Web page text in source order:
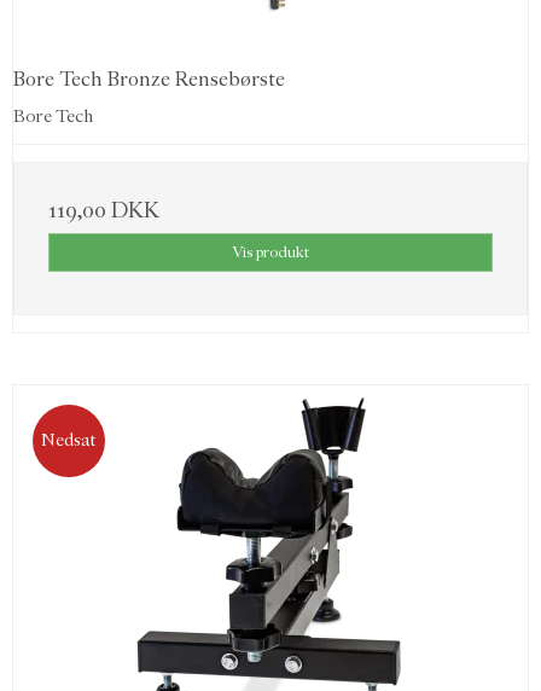
Bore Tech Bronze Rensebørste
Bore Tech
119,00 DKK
Vis produkt
Nedsat